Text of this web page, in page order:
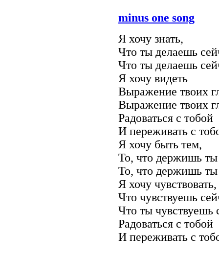
minus one song
Я хочу знать,
Что ты делаешь
Что ты делаешь
Я хочу видеть
Выражение твоих
Выражение твоих
Радоваться с тобой
И переживать с
Я хочу быть тем,
То, что держишь ты
То, что держишь ты
Я хочу чувствовать,
Что чувствуешь
Что ты чувствуешь
Радоваться с тобой
И переживать с